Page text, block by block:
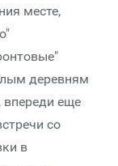
месте,
деревням
впереди еще
со
в